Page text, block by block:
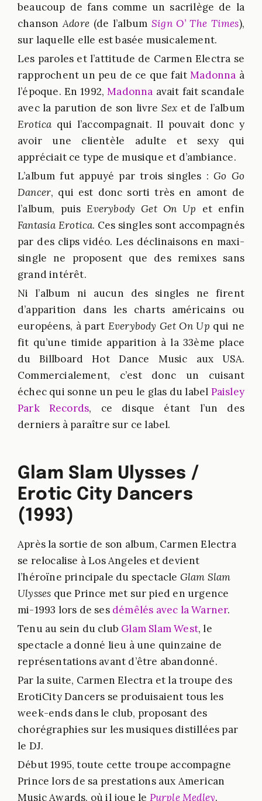
beaucoup de fans comme un sacrilège de la
chansonAdore (de l’album Sign O’ The Times),
sur laquelle elle est basée musicalement.
Les paroles et l’attitude de Carmen Electra se
rapprochent un peu de ce que faitMadonna à
l’époque. En 1992,Madonna avait fait scandale
avec la parution de son livreSex et de l’album
Erotica qui l’accompagnait. Il pouvait donc y
avoir une clientèle adulte et sexy qui
appréciait ce type de musique et d’ambiance.
L’album fut appuyé par trois singles :Go Go
Dancer, qui est donc sorti très en amont de
l’album, puisEverybody Get On Up et enfin
Fantasia Erotica. Ces singles sont accompagnés
par des clips vidéo. Les déclinaisons en maxi-
single ne proposent que des remixes sans
grand intérêt.
Ni l’album ni aucun des singles ne firent
d’apparition dans les charts américains ou
européens, à part Everybody Get On Up qui ne
fit qu’une timide apparition à la 33ème place
du Billboard Hot Dance Music aux USA.
Commercialement, c’est donc un cuisant
échec qui sonne un peu le glas du label Paisley
Park Records, ce disque étant l’un des
derniers à paraître sur ce label.
Glam Slam Ulysses /
Erotic City Dancers
(1993)
Après la sortie de son album, Carmen Electra
se relocalise à Los Angeles et devient
l’héroïne principale du spectacle Glam Slam
Ulysses que Prince met sur pied en urgence
mi-1993 lors de ses démêlés avec la Warner.
Tenu au sein du club Glam Slam West, le
spectacle a donné lieu à une quinzaine de
représentations avant d’être abandonné.
Par la suite, Carmen Electra et la troupe des
ErotiCity Dancers se produisaient tous les
week-ends dans le club, proposant des
chorégraphies sur les musiques distillées par
le DJ.
Début 1995, toute cette troupe accompagne
Prince lors de sa prestations aux American
Music Awards, où il joue le Purple Medley.